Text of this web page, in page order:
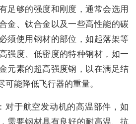
足够的强度和刚度，通常会选用
金、钛合金以及一些高性能的碳
须使用钢材的部位，如起落架等
强度、低密度的特种钢材，如一
元素的超高强度钢，以在满足结
能降低飞行器的重量。
对于航空发动机的高温部件，如
需要钢材具有良好的耐高温、抗